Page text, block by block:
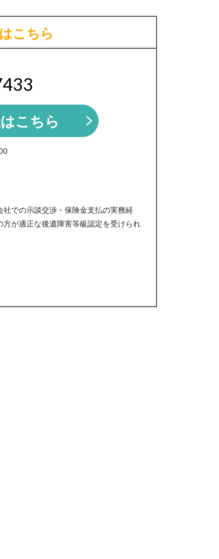
こちら
こちら
での示談交渉・保険金支払の実務経
が適正な後遺障害等級認定を受けられ